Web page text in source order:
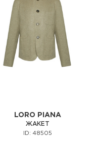
LORO PIANA
ЖАКЕТ
ID: 48505